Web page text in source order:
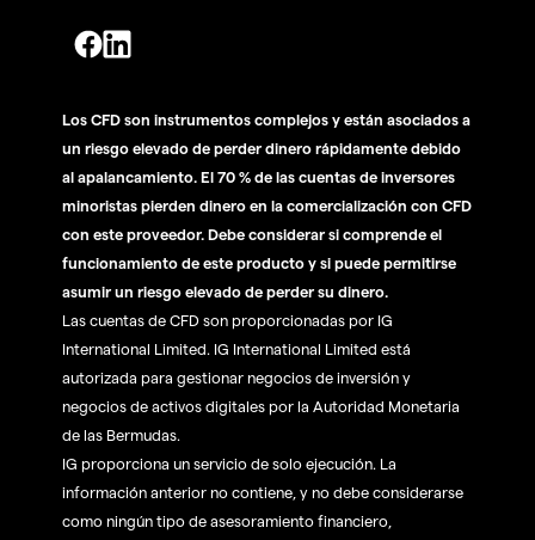
Los CFD son instrumentos complejos y están asociados a
un riesgo elevado de perder dinero rápidamente debido
al apalancamiento. El 70 % de las cuentas de inversores
minoristas pierden dinero en la comercialización con CFD
con este proveedor. Debe considerar si comprende el
funcionamiento de este producto y si puede permitirse
asumir un riesgo elevado de perder su dinero.
Las cuentas de CFD son proporcionadas por IG
International Limited. IG International Limited está
autorizada para gestionar negocios de inversión y
negocios de activos digitales por la Autoridad Monetaria
de las Bermudas.
IG proporciona un servicio de solo ejecución. La
información anterior no contiene, y no debe considerarse
como ningún tipo de asesoramiento financiero,